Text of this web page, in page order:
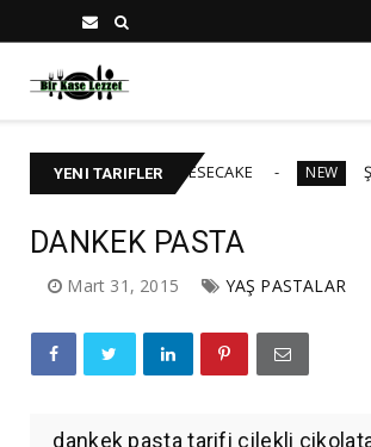
YENI TARIFLER
BAKLAVALI CHEESECAKE NEW ŞEKER
DANKEK PASTA
Mart 31, 2015 YAŞ PASTALAR
dankek pasta tarifi çilekli